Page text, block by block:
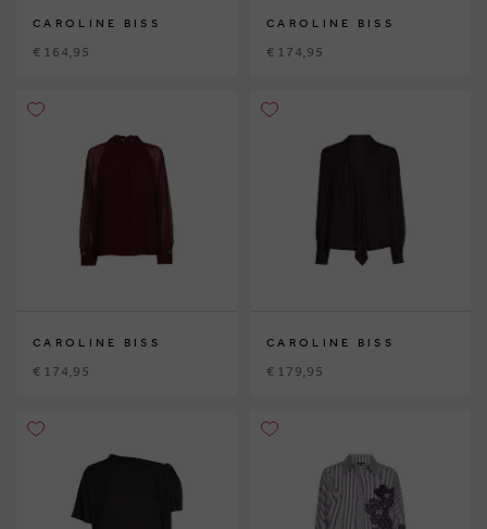
CAROLINE BISS
€ 164,95
CAROLINE BISS
€ 174,95
CAROLINE BISS
€ 174,95
CAROLINE BISS
€ 179,95